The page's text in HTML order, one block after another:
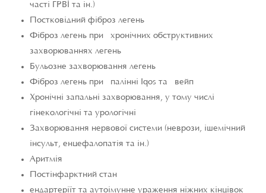
часті ГРВІ та ін.)
Постковідний фіброз легень
Фіброз легень при хронічних обструктивних
захворюваннях легень
Бульозне захворювання легень
Фіброз легень при палінні Iqos та вейп
Хронічні запальні захворювання, у тому числі
гінекологічні та урологічні
Захворювання нервової системи (неврози, ішемічний
інсульт, енцефалопатія та ін.)
Аритмія
Постінфарктний стан
ендартеріїт та аутоімунне ураження ніжних кінцівок